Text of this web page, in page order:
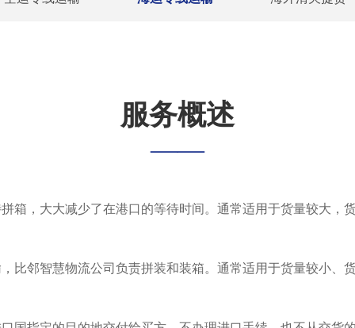
箱，大大减少了在港口的等待时间。通常适用于货量较大，
比邻智慧物流公司负责拼装和装箱。通常适用于货量较小、
服务概述
——